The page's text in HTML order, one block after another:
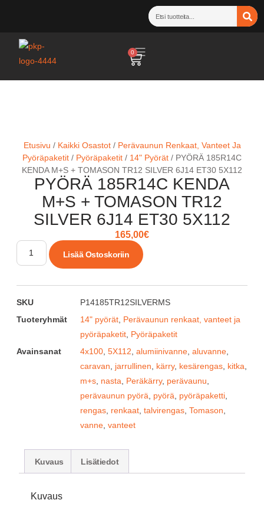
0
Etusivu / Kaikki Osastot/ Perävaunun Renkaat, Vanteet Ja
Pyöräpaketit / Pyöräpaketit / 14" Pyörät / PYÖRÄ 185R14C
KENDA M+S + TOMASON TR12 SILVER 6J14 ET30 5X112
PYÖRÄ 185R14C KENDA
M+S + TOMASON TR12
SILVER 6J14 ET30 5X112
165,00€
Lisää Ostoskoriin
SKU
P14185TR12SILVERMS
Tuoteryhmät
14" pyörät, Perävaunun renkaat, vanteet ja
pyöräpaketit, Pyöräpaketit
Avainsanat
4x100, 5X112, alumiinivanne, aluvanne,
caravan, jarrullinen, kärry, kesärengas, kitka,
m+s, nasta, Peräkärry, perävaunu,
perävaunun pyörä, pyörä, pyöräpaketti,
rengas, renkaat, talvirengas, Tomason,
vanne, vanteet
Kuvaus Lisätiedot
Kuvaus